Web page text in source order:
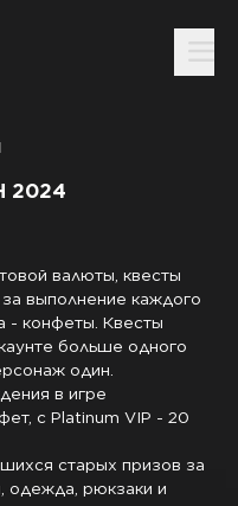
2024
валюты, квесты
выполнение каждого
- конфеты. Квесты
больше одного
один.
в игре
с Platinum VIP - 20
старых призов за
одежда, рюкзаки и